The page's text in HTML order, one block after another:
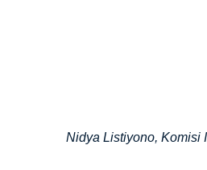
Nidya Listiyono, Komisi